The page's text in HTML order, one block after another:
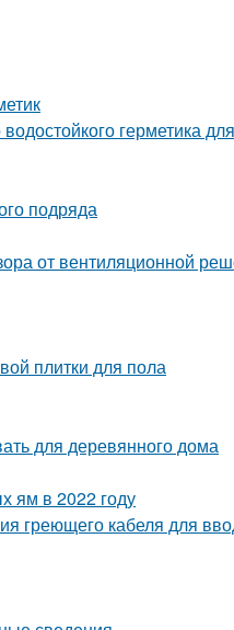
герметика
подряда
от вентиляционной
плитки для пола
для деревянного дома
ям в 2022 году
греющего кабеля для